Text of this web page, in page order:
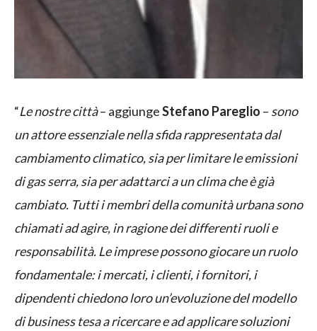
“Le nostre città– aggiungeStefano Pareglio – sono
un attore essenziale nella sfida rappresentata dal
cambiamento climatico, sia per limitare le emissioni
di gas serra, sia per adattarci a un clima che è già
cambiato. Tutti i membri della comunità urbana sono
chiamati ad agire, in ragione dei differenti ruoli e
responsabilità. Le imprese possono giocare un ruolo
fondamentale: i mercati, i clienti, i fornitori, i
dipendenti chiedono loro un’evoluzione del modello
di business tesa a ricercare e ad applicare soluzioni